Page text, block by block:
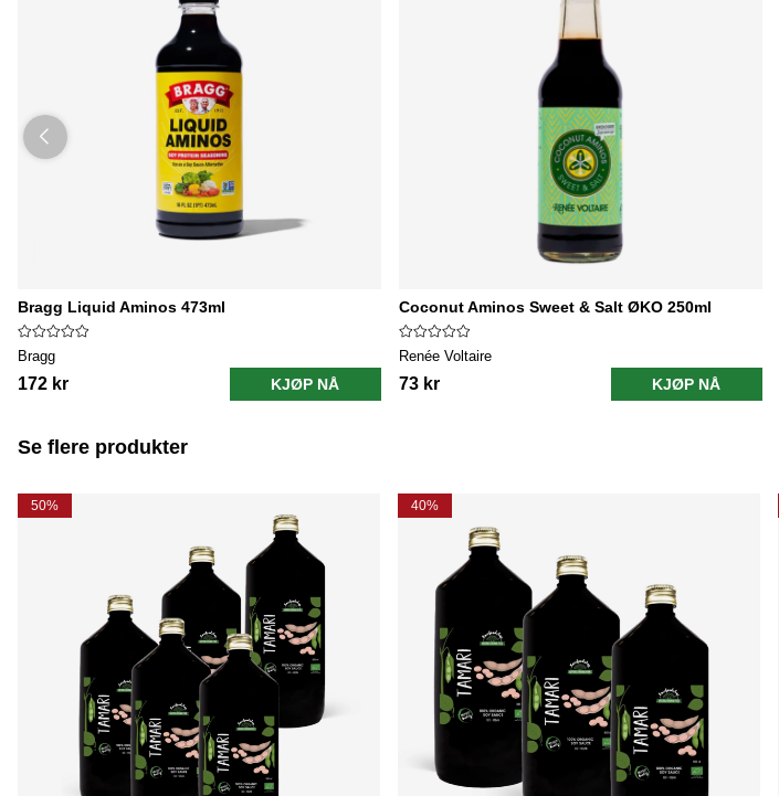
Bragg Liquid Aminos 473ml
Bragg
172 kr KJØP NÅ
Coconut Aminos Sweet & Salt ØKO 250ml
Renée Voltaire
73 kr KJØP NÅ
Se flere produkter
50% 40%